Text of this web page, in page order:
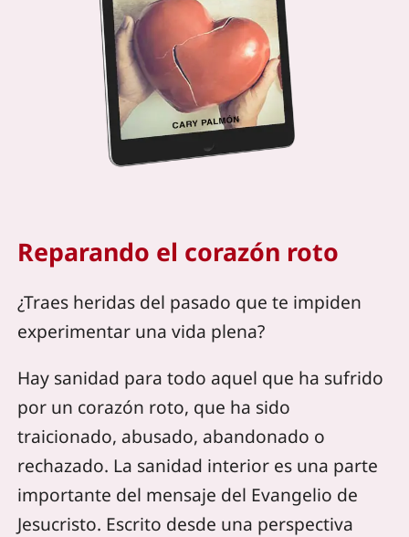
Reparando el corazón roto
¿Traes heridas del pasado que te impiden
experimentar una vida plena?
Hay sanidad para todo aquel que ha sufrido
por un corazón roto, que ha sido
traicionado, abusado, abandonado o
rechazado. La sanidad interior es una parte
importante del mensaje del Evangelio de
Jesucristo. Escrito desde una perspectiva